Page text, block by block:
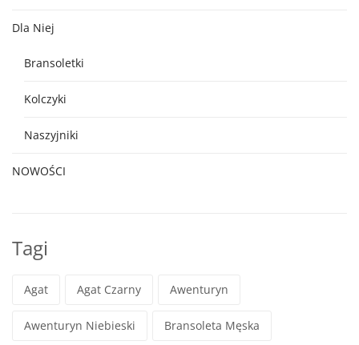
Dla Niej
Bransoletki
Kolczyki
Naszyjniki
NOWOŚCI
Tagi
Agat Agat Czarny Awenturyn
Awenturyn Niebieski Bransoleta Męska